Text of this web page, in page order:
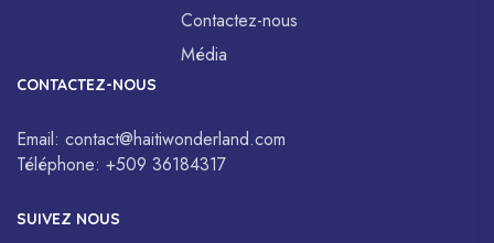
Contactez-nous
Média
CONTACTEZ-NOUS
Email: contact@haitiwonderland.com
Téléphone: +509 36184317
SUIVEZ NOUS